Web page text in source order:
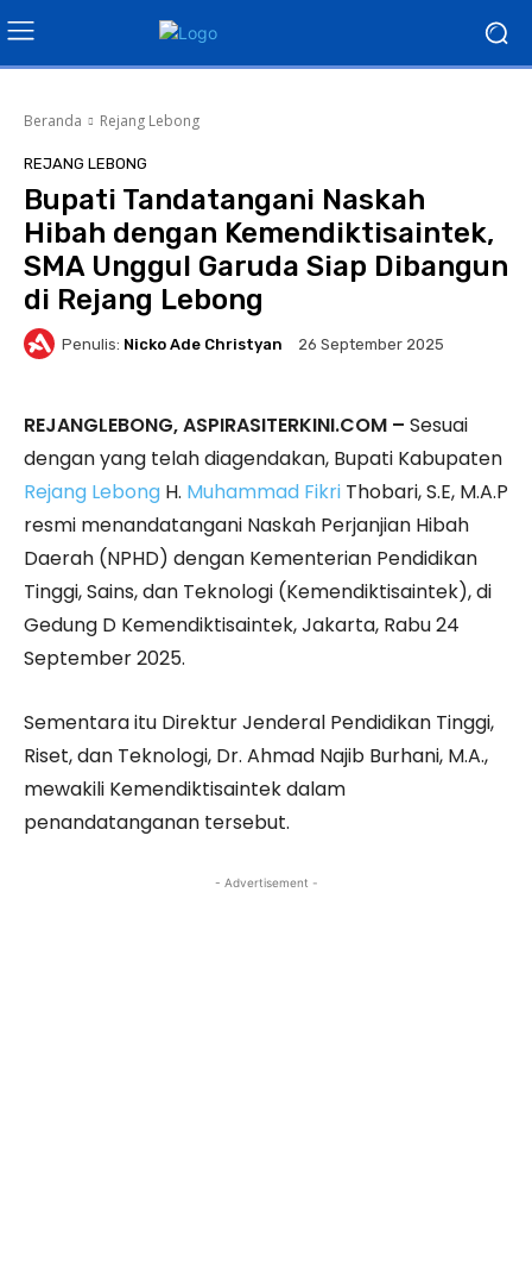
Beranda Rejang Lebong
REJANG LEBONG
Bupati Tandatangani Naskah
Hibah dengan Kemendiktisaintek,
SMA Unggul Garuda Siap Dibangun
di Rejang Lebong
Penulis: Nicko Ade Christyan 26 September 2025
REJANGLEBONG, ASPIRASITERKINI.COM – Sesuai
dengan yang telah diagendakan, Bupati Kabupaten
Rejang Lebong H. Muhammad Fikri Thobari, S.E, M.A.P
resmi menandatangani Naskah Perjanjian Hibah
Daerah (NPHD) dengan Kementerian Pendidikan
Tinggi, Sains, dan Teknologi (Kemendiktisaintek), di
Gedung D Kemendiktisaintek, Jakarta, Rabu 24
September 2025.
Sementara itu Direktur Jenderal Pendidikan Tinggi,
Riset, dan Teknologi, Dr. Ahmad Najib Burhani, M.A.,
mewakili Kemendiktisaintek dalam
penandatanganan tersebut.
- Advertisement -